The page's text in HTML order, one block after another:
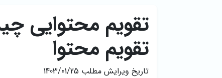
تقویم محتوایی
تقویم محتوا
تاریخ ویرایش مطلب 1403/01/25